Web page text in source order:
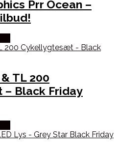
Prr Ocean –
TL 200
Black Friday